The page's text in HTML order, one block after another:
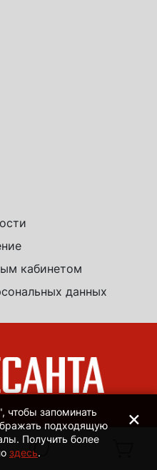
кабинетом
данных
запоминать
подходящую
Получить более
здесь.
×